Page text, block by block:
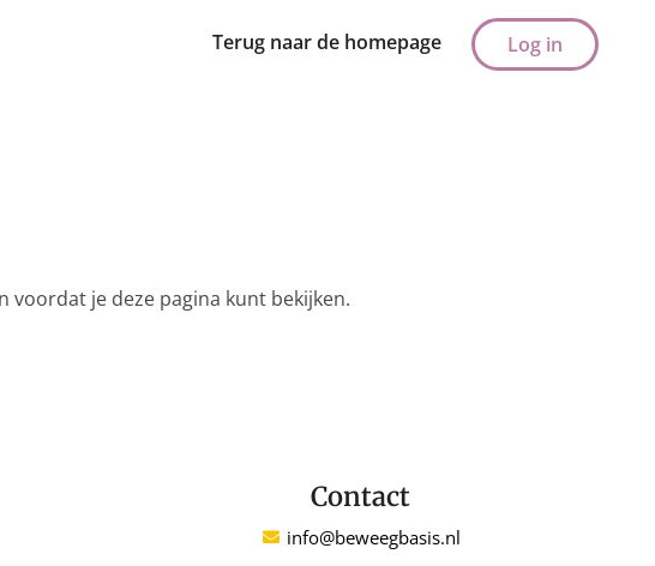
Terug naar de homepage Log in
voordat je deze pagina kunt bekijken.
Contact
info@beweegbasis.nl